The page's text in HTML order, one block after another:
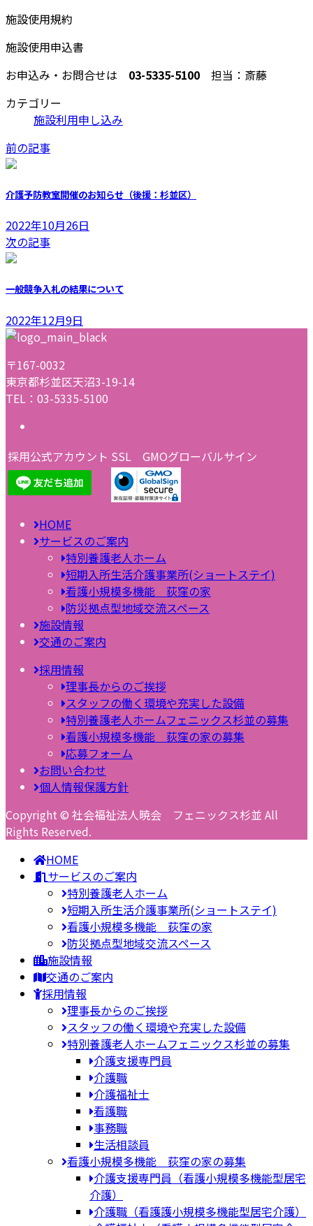
施設使用規約
施設使用申込書
お申込み・お問合せは 03-5335-5100 担当：斎藤
カテゴリー
施設利用申し込み
前の記事
介護予防教室開催のお知らせ（後援：杉並区）
2022年10月26日
次の記事
一般競争入札の結果について
2022年12月9日
〒167-0032
東京都杉並区天沼3-19-14
TEL：03-5335-5100
採用公式アカウント SSL GMOグローバルサイン
HOME
サービスのご案内
特別養護老人ホーム
短期入所生活介護事業所(ショートステイ)
看護小規模多機能 荻窪の家
防災拠点型地域交流スペース
施設情報
交通のご案内
採用情報
理事長からのご挨拶
スタッフの働く環境や充実した設備
特別養護老人ホームフェニックス杉並の募集
看護小規模多機能 荻窪の家の募集
応募フォーム
お問い合わせ
個人情報保護方針
Copyright © 社会福祉法人暁会 フェニックス杉並 All
Rights Reserved.
HOME
サービスのご案内
特別養護老人ホーム
短期入所生活介護事業所(ショートステイ)
看護小規模多機能 荻窪の家
防災拠点型地域交流スペース
施設情報
交通のご案内
採用情報
理事長からのご挨拶
スタッフの働く環境や充実した設備
特別養護老人ホームフェニックス杉並の募集
介護支援専門員
介護職
介護福祉士
看護職
事務職
生活相談員
看護小規模多機能 荻窪の家の募集
介護支援専門員（看護小規模多機能型居宅
介護）
介護職（看護護小規模多機能型居宅介護）